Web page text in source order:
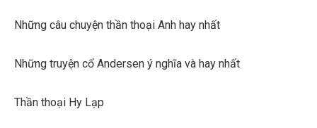
Những câu chuyện thần thoại Anh hay nhất
Những truyện cổ Andersen ý nghĩa và hay nhất
Thần thoại Hy Lạp